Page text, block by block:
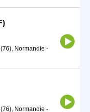
Normandie -
Normandie -